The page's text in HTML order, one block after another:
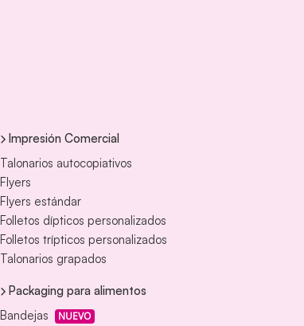
Impresión Comercial
Talonarios autocopiativos
Flyers
Flyers estándar
Folletos dípticos personalizados
Folletos trípticos personalizados
Talonarios grapados
Packaging para alimentos
Bandejas
NUEVO